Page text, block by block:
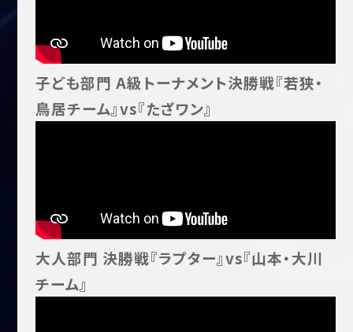
子ども部門 A級トーナメント決勝戦『若狭・
鳥居チーム』vs『たざワン』
大人部門 決勝戦『ラプター』vs『山本・大川
チーム』